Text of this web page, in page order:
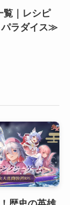
覧｜レシピ
ラダイス≫